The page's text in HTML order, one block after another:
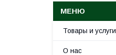
Товары и услуги
О нас